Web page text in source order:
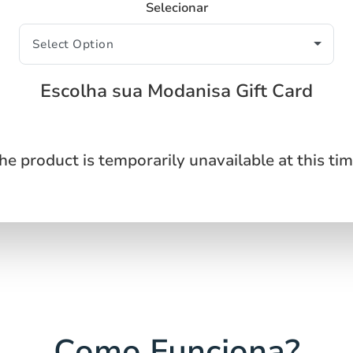
Selecionar
Escolha sua Modanisa Gift Card
product is temporarily unavailable at this